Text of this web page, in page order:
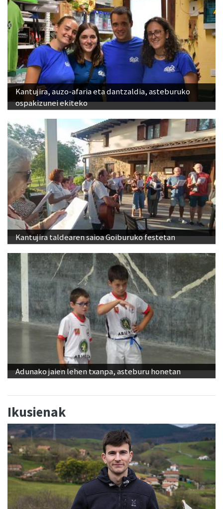
Kantujira, auzo-afaria eta dantzaldia, asteburuko
ospakizunei ekiteko
Kantujira taldearen saioa Goiburuko festetan
Adunako jaien lehen txanpa, asteburu honetan
Ikusienak